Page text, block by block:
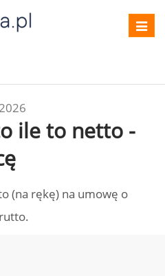
ile to netto -
(na rękę) na umowę o